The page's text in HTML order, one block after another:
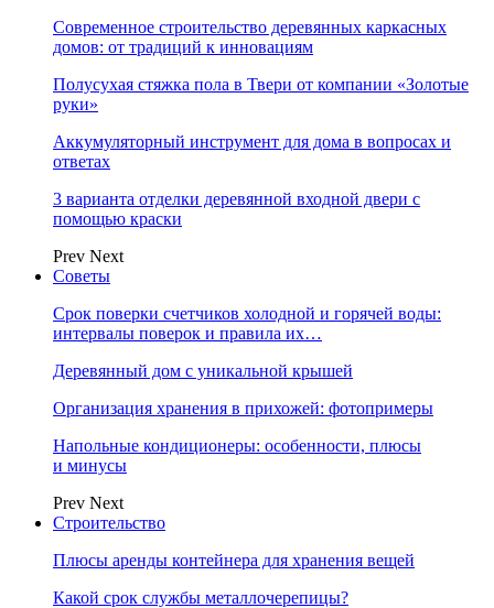
Современное строительство деревянных каркасных
домов: от традиций к инновациям
Полусухая стяжка пола в Твери от компании «Золотые
руки»
Аккумуляторный инструмент для дома в вопросах и
ответах
3 варианта отделки деревянной входной двери с
помощью краски
Prev Next
Советы
Срок поверки счетчиков холодной и горячей воды:
интервалы поверок и правила их…
Деревянный дом с уникальной крышей
Организация хранения в прихожей: фотопримеры
Напольные кондиционеры: особенности, плюсы
и минусы
Prev Next
Строительство
Плюсы аренды контейнера для хранения вещей
Какой срок службы металлочерепицы?